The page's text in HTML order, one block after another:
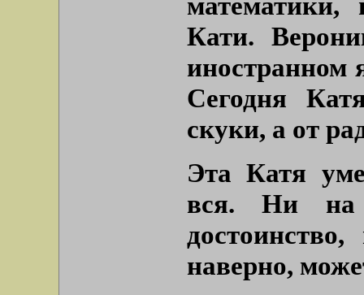
Кати.
иностранном
Сегодня
скуки, а от
Эта Катя
вся. Ни
наверно,